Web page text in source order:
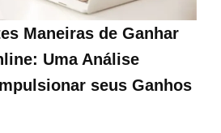
Maneiras de Ganhar
Uma Análise
seus Ganhos